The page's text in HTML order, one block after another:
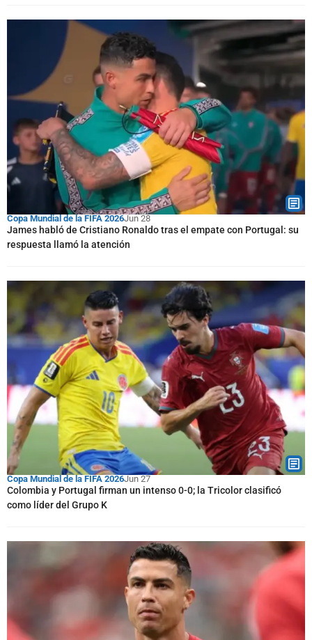
Copa Mundial de la FIFA 2026Jun 28
James habló de Cristiano Ronaldo tras el empate con Portugal: su
respuesta llamó la atención
Copa Mundial de la FIFA 2026Jun 27
Colombia y Portugal firman un intenso 0-0; la Tricolor clasificó
como líder del Grupo K